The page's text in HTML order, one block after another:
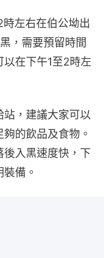
左右在伯公坳出
，需要預留時間
在下午1至2時左
，建議大家可以
的飲品及食物。
入黑速度快，下
備。